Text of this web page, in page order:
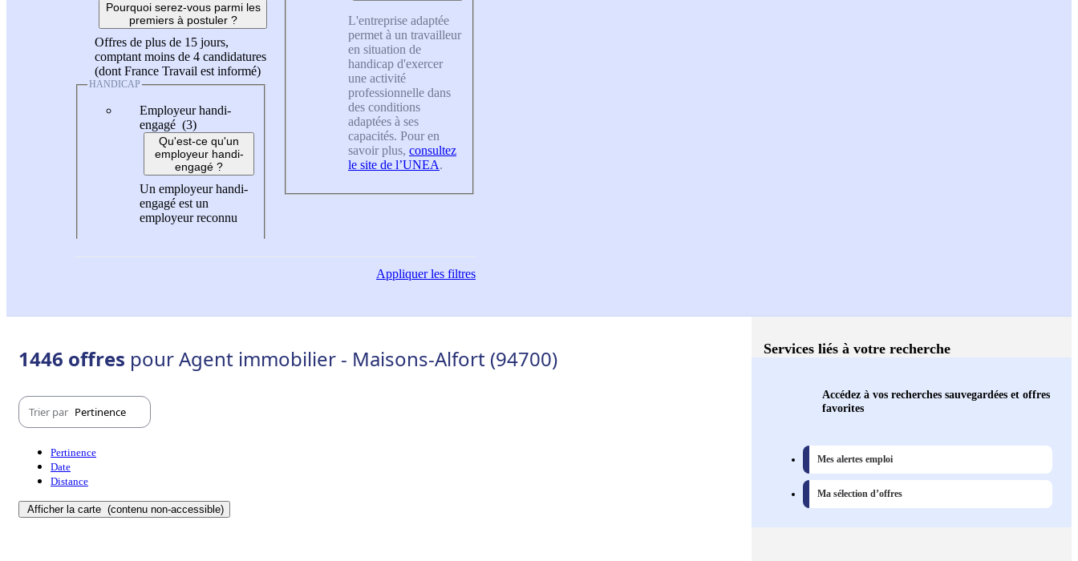
Pourquoi serez-vous parmi les
premiers à postuler ?
Offres de plus de 15 jours,
comptant moins de 4 candidatures
(dont France Travail est informé)
HANDICAP
Employeur handi-
engagé (3)
Qu'est-ce qu'un
employeur handi-
engagé ?
Un employeur handi-
engagé est un
employeur reconnu
L'entreprise adaptée
permet à un travailleur
en situation de
handicap d'exercer
une activité
professionnelle dans
des conditions
adaptées à ses
capacités. Pour en
savoir plus, consultez
le site de l’UNEA.
Appliquerles filtres
1446 offres pour Agent immobilier - Maisons-Alfort (94700)
Trier par Pertinence
Pertinence
Date
Distance
Afficher la carte (contenu non-accessible)
Services liés à votre recherche
Accédez à vos recherches sauvegardées et offres
favorites
Mes alertes emploi
Ma sélection d’offres